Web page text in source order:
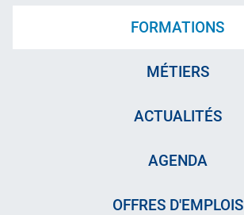
FORMATIONS
MÉTIERS
ACTUALITÉS
AGENDA
OFFRES D'EMPLOIS